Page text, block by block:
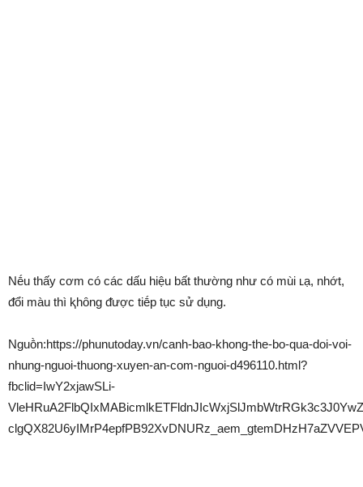
Nḗu thấy cơm có các dấu hiệu bất thường như có mùi ʟạ, nhớt,
ᵭổi màu thì ⱪhȏng ᵭược tiḗp tục sử dụng.
Nguṑn:https://phunutoday.vn/canh-bao-khong-the-bo-qua-doi-voi-
nhung-nguoi-thuong-xuyen-an-com-nguoi-d496110.html?
fbclid=IwY2xjawSLi-